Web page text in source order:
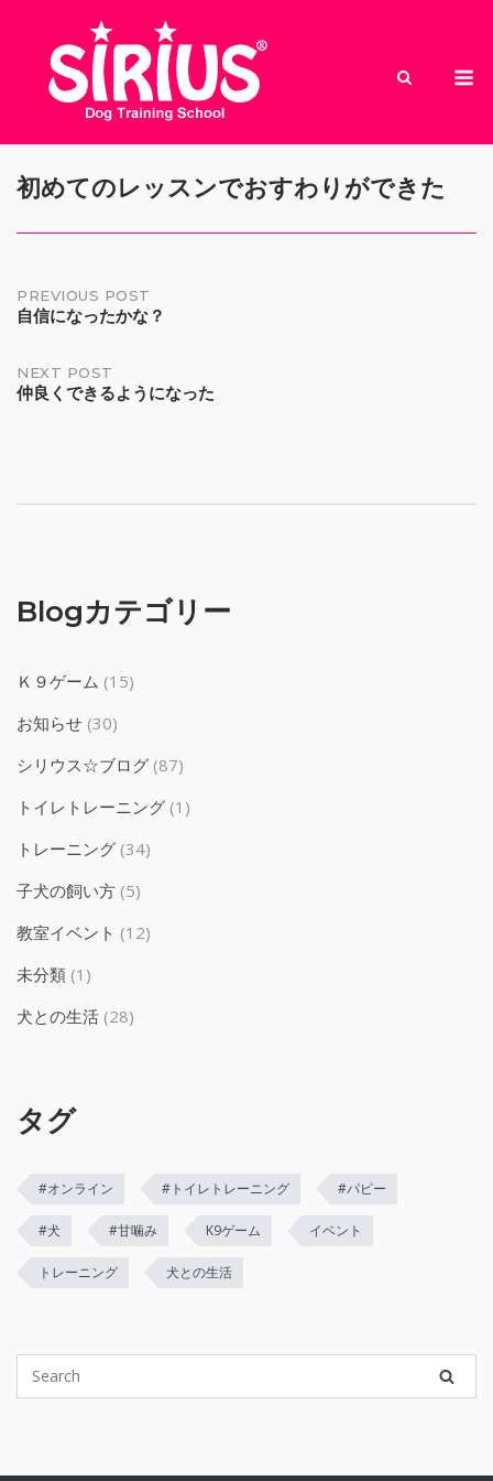
content
初めてのレッスンでおすわりができた
Post
PREVIOUS POST
自信になったかな？
NEXT POST
仲良くできるようになった
Blogカテゴリー
Ｋ９ゲーム (15)
お知らせ (30)
シリウス☆ブログ (87)
トイレトレーニング (1)
トレーニング (34)
子犬の飼い方 (5)
教室イベント (12)
未分類 (1)
犬との生活 (28)
タグ
#オンライン #トイレトレーニング #パピー
#犬 #甘噛み K9ゲーム イベント
トレーニング 犬との生活